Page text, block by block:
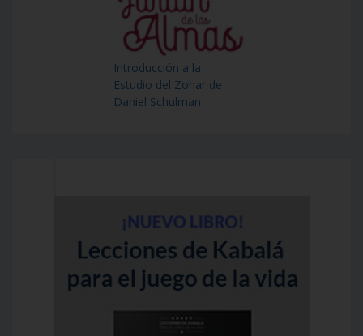
Introducción a la
Estudio del Zohar de
Daniel Schulman